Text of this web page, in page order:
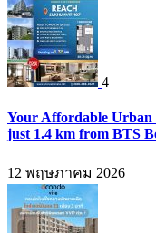
4
Your Affordable Urban
just 1.4 km from BTS
12 พฤษภาคม 2026